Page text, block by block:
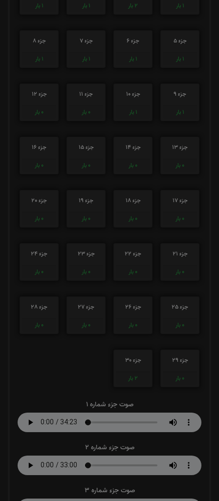
1 بار
2 بار
1 بار
1 بار
جزء 5
1 بار
جزء 6
1 بار
جزء 7
1 بار
جزء 8
1 بار
جزء 9
1 بار
جزء 10
1 بار
جزء 11
0 بار
جزء 12
0 بار
جزء 13
0 بار
جزء 14
0 بار
جزء 15
0 بار
جزء 16
0 بار
جزء 17
0 بار
جزء 18
0 بار
جزء 19
0 بار
جزء 20
0 بار
جزء 21
0 بار
جزء 22
0 بار
جزء 23
0 بار
جزء 24
0 بار
جزء 25
0 بار
جزء 26
0 بار
جزء 27
0 بار
جزء 28
0 بار
جزء 29
0 بار
جزء 30
2 بار
صوت جزء شماره 1
صوت جزء شماره 2
صوت جزء شماره 3